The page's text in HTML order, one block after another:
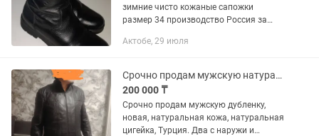
зимние чисто кожаные сапожки
размер 34 производство Россия за
Актобе, 29 июля
Срочно продам мужскую натуральную новую кожаную дубленку
200 000 ₸
Срочно продам мужскую дубленку,
новая, натуральная кожа, натуральная
цигейка, Турция. Два с наружи и